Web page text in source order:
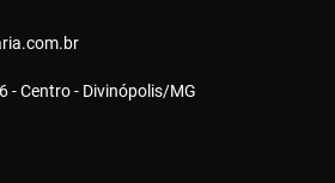
- Centro - Divinópolis/MG